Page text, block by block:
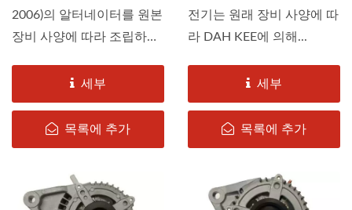
2006)의 알터네이터를 원본
장비 사양에 따라 조립하
세부
목록에 추가
전기는 원래 장비 사양에 따
라 DAH KEE에 의해...
세부
목록에 추가